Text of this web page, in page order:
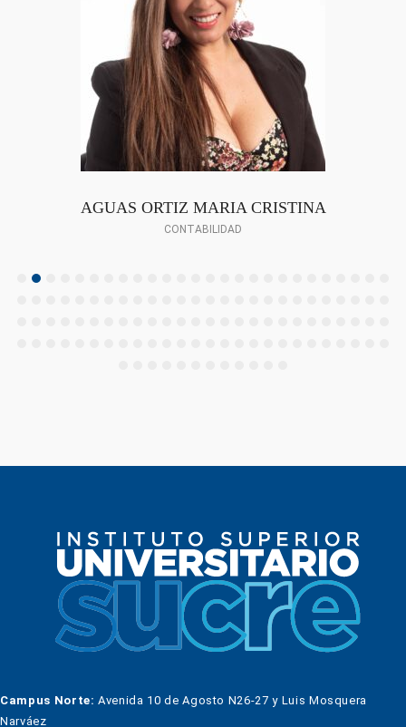
AGUAS ORTIZ MARIA CRISTINA
CONTABILIDAD
Campus Norte: Avenida 10 de Agosto N26-27 y Luis Mosquera
Narváez